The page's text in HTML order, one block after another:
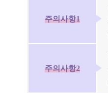
주의사항1
주의사항2